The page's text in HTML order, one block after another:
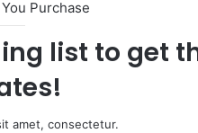
Purchase
list to get
amet, consectetur.